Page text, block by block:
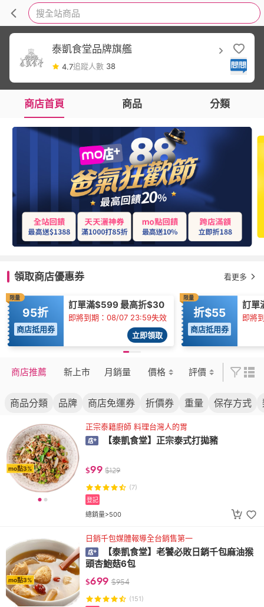
搜全站商品
泰凱食堂品牌旗艦
4.7追蹤人數 38
商店首頁 商品 分類
領取商店優惠券 看更多
限量
95折
商店抵用券
訂單滿$599 最高折$30
即將到期：08/07 23:59失效
立即領取
限量
折$55
商店抵用券
訂單
即將
商店推薦 新上市 月銷量 價格 評價
商品分類 品牌 商店免運券 折價券 重量 保存方式
mo點3%
正宗泰籍廚師 料理台灣人的胃
【泰凱食堂】正宗泰式打拋豬
$99 $129
(7)
總銷量>500
登記
mo點3%
日銷千包媒體報導全台銷售第一
【泰凱食堂】老饕必敗日銷千包麻油猴
頭杏鮑菇6包
$699 $954
(151)